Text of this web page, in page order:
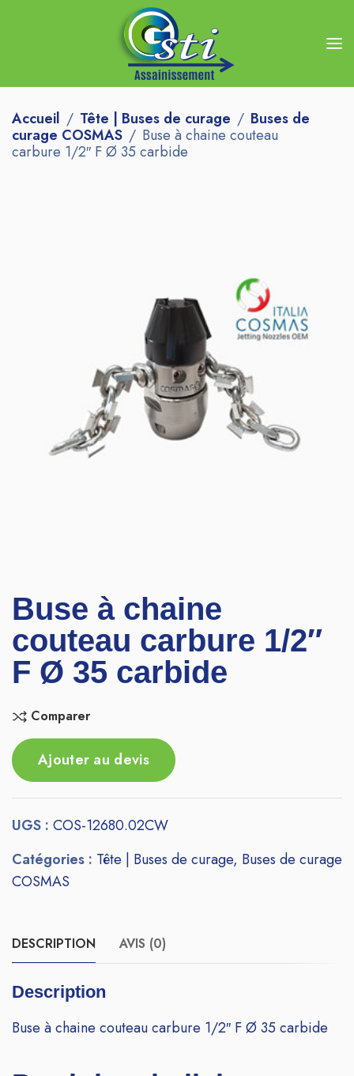
Accueil Tête | Buses de curage
Buses de
curage COSMAS
Buse à chaine couteau
carbure 1/2″ F Ø 35 carbide
Buse à chaine
couteau carbure 1/2″
F Ø 35 carbide
Comparer
Ajouter au devis
UGS : COS-12680.02CW
Catégories : Tête | Buses de curage, Buses de curage
COSMAS
DESCRIPTION AVIS (0)
Description
Buse à chaine couteau carbure 1/2″ F Ø 35 carbide